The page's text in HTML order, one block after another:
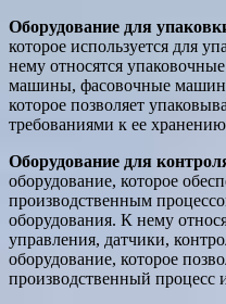
Оборудование для
которое используется для
нему относятся
машины, фасовочные
которое позволяет
требованиями к ее
Оборудование для
оборудование, которое
производственным
оборудования. К нему
управления, датчики,
оборудование, которое
производственный процесс